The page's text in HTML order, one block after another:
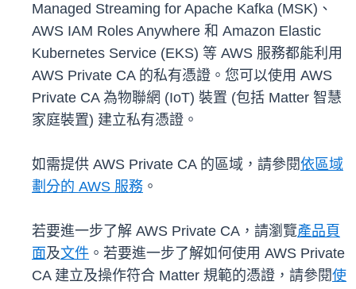
Managed Streaming for Apache Kafka (MSK)、
AWS IAM Roles Anywhere 和 Amazon Elastic
Kubernetes Service (EKS) 等 AWS 服務都能利用
AWS Private CA 的私有憑證。您可以使用 AWS
Private CA 為物聯網 (IoT) 裝置 (包括 Matter 智慧
家庭裝置) 建立私有憑證。
如需提供 AWS Private CA 的區域，請參閱依區域
劃分的 AWS 服務 。
若要進一步了解 AWS Private CA，請瀏覽產品頁
面及文件 。若要進一步了解如何使用 AWS Private
CA 建立及操作符合 Matter 規範的憑證，請參閱使